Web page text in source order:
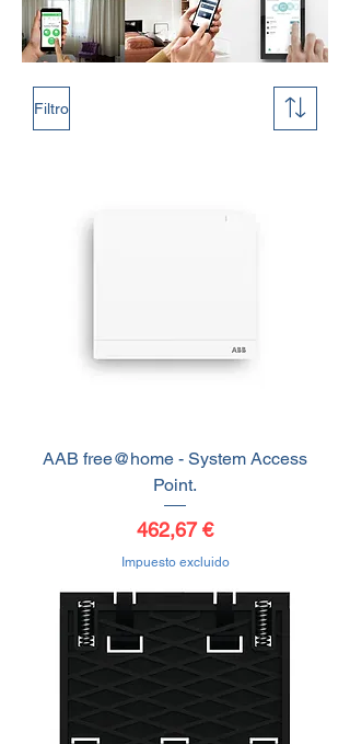
Filtro
AAB free@home - System Access
Point.
Precio
462,67 €
Impuesto excluido